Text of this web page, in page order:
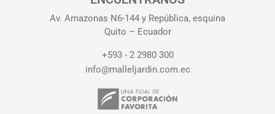
Av. Amazonas N6-144 y República, esquina
Quito – Ecuador
+593 - 2 2980 300
info@malleljardin.com.ec